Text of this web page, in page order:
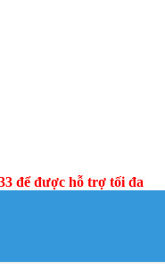
để được hỗ trợ tối đa